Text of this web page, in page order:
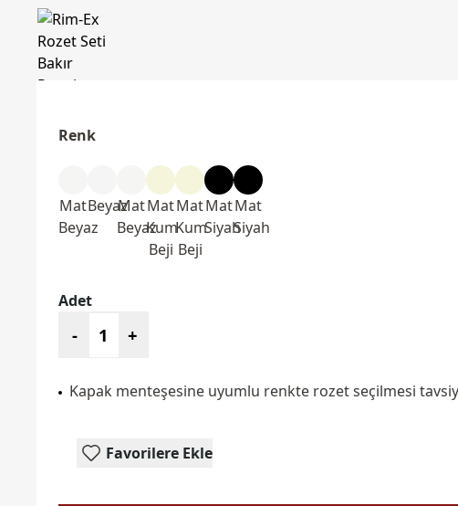
Renk
Mat
Beyaz
BeyazMat
Beyaz
Mat
Kum
Beji
Mat
Kum
Beji
Mat
Siyah
Mat
Siyah
Adet
- +
Kapak menteşesine uyumlu renkte rozet seçilmesi
Favorilere Ekle